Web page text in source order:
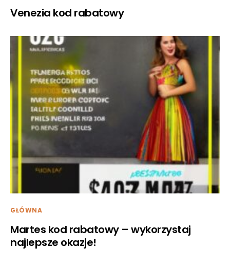
Venezia kod rabatowy
GŁÓWNA
Martes kod rabatowy – wykorzystaj
najlepsze okazje!